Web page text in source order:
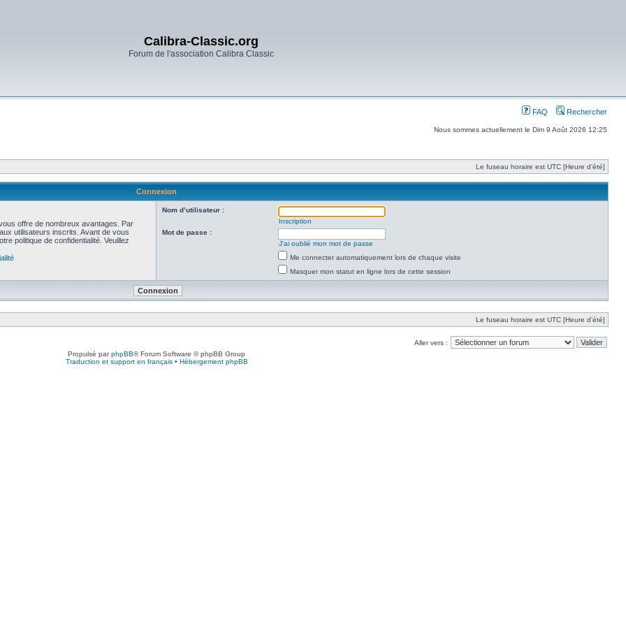
Calibra-Classic.org
Forum de l'association Calibra Classic
FAQ Rechercher
Nous sommes actuellement le Dim 9 Août 2026 12:25
Le fuseau horaire est UTC [Heure d’été]
Connexion
offre de nombreux avantages. Par
utilisateurs inscrits. Avant de vous
politique de confidentialité. Veuillez
Nom d’utilisateur :
Inscription
Mot de passe :
J’ai oublié mon mot de passe
Me connecter automatiquement lors de chaque visite
Masquer mon statut en ligne lors de cette session
Le fuseau horaire est UTC [Heure d’été]
Aller vers :
Propulsé parphpBB® Forum Software © phpBB Group
Traduction et support en français• Hébergement phpBB